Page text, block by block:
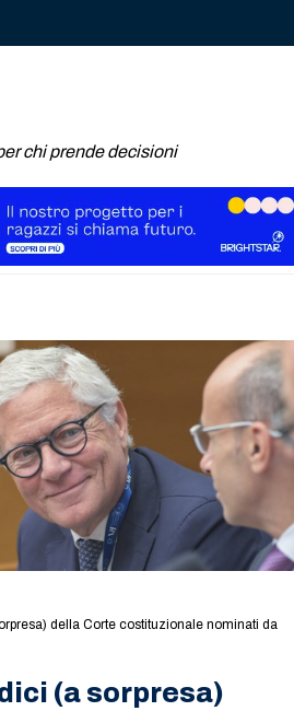
chi prende decisioni
della Corte costituzionale nominati da
(a sorpresa)